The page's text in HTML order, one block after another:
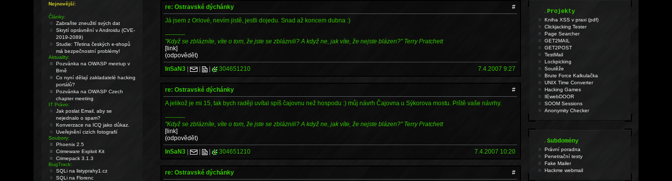
re: Ostravské dýchánky
#
Já jsem z Orlové, nevím jistě, jestli dojedu. Snad až koncem dubna :)
----------
"Když se zblázníte, víte o tom, že jste se zbláznili? A když ne, jak víte, že nejste blázen?" Terry Pratchett
[link]
(odpovědět)
InSaN3 | | | 304651210 7.4.2007 9:27
re: Ostravské dýchánky
#
A jelikož je mi 15, tak bych raději uvítal spíš čajovnu než hospodu :) můj návrh Čajovna u Sýkorova mostu. Piště vaše návrhy.
----------
"Když se zblázníte, víte o tom, že jste se zbláznili? A když ne, jak víte, že nejste blázen?" Terry Pratchett
[link]
(odpovědět)
InSaN3 | | | 304651210 7.4.2007 10:20
re: Ostravské dýchánky
#
Nejnovější:
Články:
Zabraňte zneužití svých dat
Skrytí oprávnění v Androidu (CVE-
2019-2089)
Studie: Třetina českých e-shopů
má bezpečnostní problémy!
Aktuality:
Pozvánka na OWASP meetup v
Brně
Co nyní dělají zakladatelé hacking
portálů?
Pozvánka na OWASP Czech
chapter meeting
IT Právo:
Jak poslat Email, aby se
nejednalo o spam?
Konverzace na ICQ jako důkaz.
Uveřejnění cizích fotografií
Soubory:
Phoenix 2.5
Crimeware Exploit Kit
Crimepack 3.1.3
BugTrack:
SQLi na listyprahy1.cz
SQLi na Florenc
.Projekty
Kniha XSS v praxi (pdf)
Clickjacking Tester
Page Searcher
GET2MAIL
GET2POST
TestMail
Lockpicking
Soutěže
Brute Force Kalkulačka
UNIX Time Converter
Hacking Games
IEwebDOOR
SOOM Sessions
Anonymity Checker
.Subdomény
Právní poradna
Penetrační testy
Fake Mailer
Hackme webmail